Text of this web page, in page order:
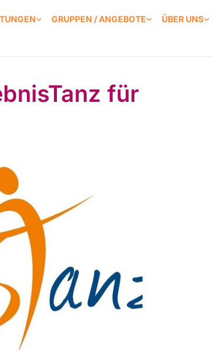
GRUPPEN / ANGEBOTE ÜBER UNS
für